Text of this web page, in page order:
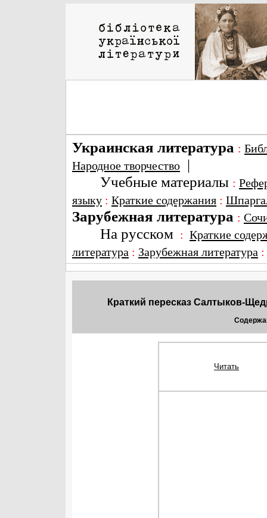
Украинская литература :
Народное творчество |
Учебные материалы :
языку : Краткие содержания :
Зарубежная литература :
На русском : Краткие
литература : Зарубежная литература
Краткий пересказ Салтыков-
Читать